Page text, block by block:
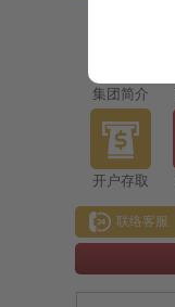
集团简介
开户存取
联络客服